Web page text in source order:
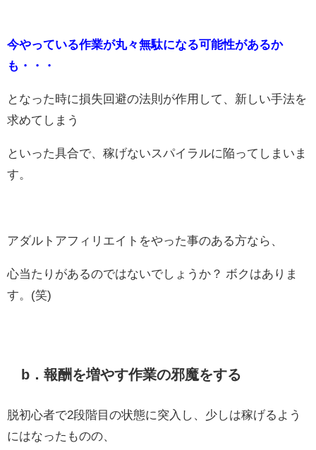
今やっている作業が丸々無駄になる可能性があるか
も・・・
となった時に損失回避の法則が作用して、新しい手法を
求めてしまう
といった具合で、稼げないスパイラルに陥ってしまいま
す。
アダルトアフィリエイトをやった事のある方なら、
心当たりがあるのではないでしょうか？ ボクはありま
す。(笑)
b．報酬を増やす作業の邪魔をする
脱初心者で2段階目の状態に突入し、少しは稼げるよう
にはなったものの、